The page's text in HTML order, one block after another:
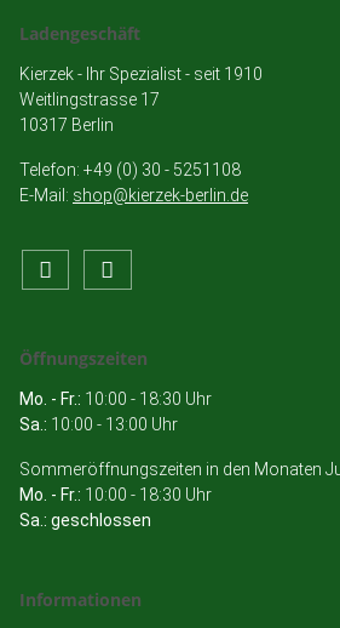
Ladengeschäft
Kierzek - Ihr Spezialist - seit 1910
Weitlingstrasse 17
10317 Berlin
Telefon: +49 (0) 30 - 5251108
E-Mail: shop@kierzek-berlin.de
Öffnungszeiten
Mo. - Fr.: 10:00 - 18:30 Uhr
Sa.: 10:00 - 13:00 Uhr
Sommeröffnungszeiten in den Monaten
Mo. - Fr.: 10:00 - 18:30 Uhr
Sa.: geschlossen
Informationen